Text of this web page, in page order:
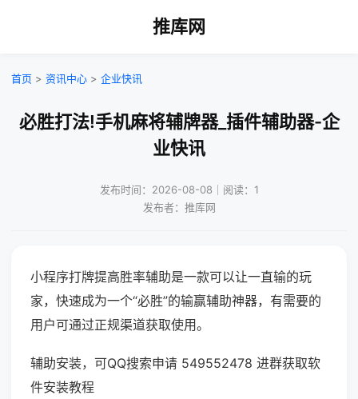
推库网
首页 > 资讯中心 > 企业快讯
必胜打法!手机麻将辅牌器_插件辅助器-企
业快讯
发布时间：2026-08-08｜阅读：1
发布者：推库网
小程序打牌提高胜率辅助是一款可以让一直输的玩
家，快速成为一个“必胜”的输赢辅助神器，有需要的
用户可通过正规渠道获取使用。
辅助安装，可QQ搜索申请 549552478 进群获取软
件安装教程